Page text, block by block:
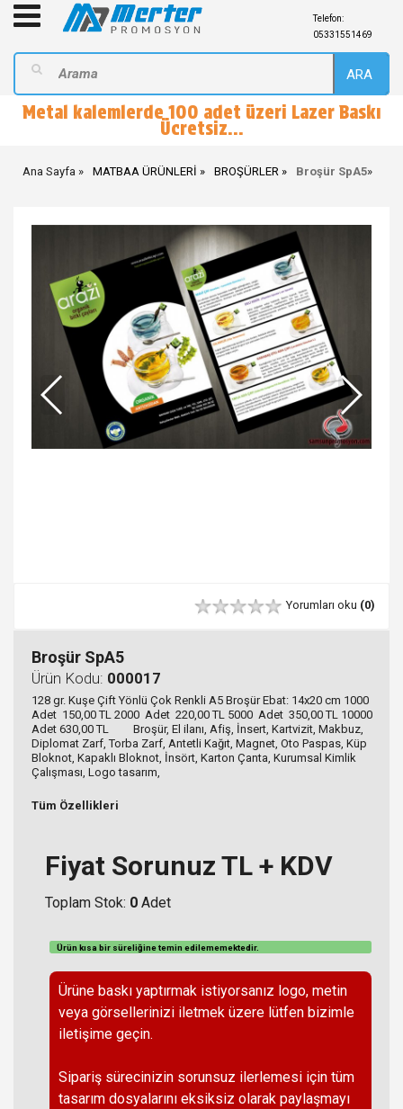
Telefon:
05331551469
ARA
Metal kalemlerde 100 adet üzeri Lazer Baskı
Ücretsiz...
Ana Sayfa MATBAA ÜRÜNLERİ »
BROŞÜRLER Broşür SpA5
Yorumları oku (0)
Broşür SpA5
Ürün Kodu: 000017
128 gr. Kuşe Çift Yönlü Çok Renkli A5 Broşür Ebat: 14x20 cm 1000
Adet 150,00 TL 2000 Adet 220,00 TL 5000 Adet 350,00 TL 10000
Adet 630,00 TL Broşür, El ilanı, Afiş, İnsert, Kartvizit, Makbuz,
Diplomat Zarf, Torba Zarf, Antetli Kağıt, Magnet, Oto Paspas, Küp
Bloknot, Kapaklı Bloknot, İnsört, Karton Çanta, Kurumsal Kimlik
Çalışması, Logo tasarım,
Tüm Özellikleri
Fiyat Sorunuz TL + KDV
Toplam Stok: 0 Adet
Ürün kısa bir süreliğine temin edilememektedir.
Ürüne baskı yaptırmak istiyorsanız logo, metin
veya görsellerinizi iletmek üzere lütfen bizimle
iletişime geçin.
Sipariş sürecinizin sorunsuz ilerlemesi için tüm
tasarım dosyalarını eksiksiz olarak paylaşmayı